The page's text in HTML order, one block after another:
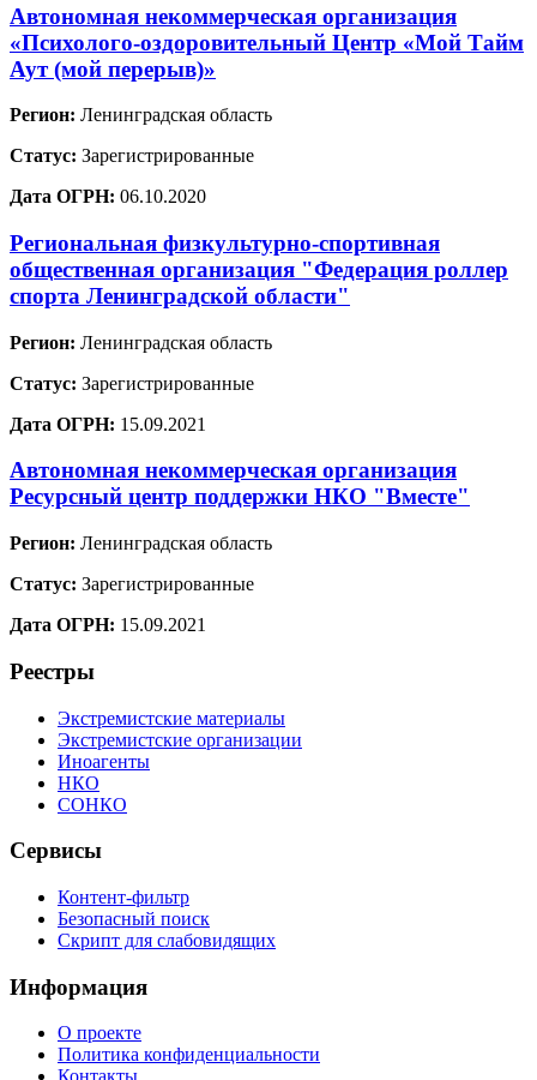
Автономная некоммерческая организация
«Психолого-оздоровительный Центр «Мой Тайм
Аут (мой перерыв)»
Регион: Ленинградская область
Статус: Зарегистрированные
Дата ОГРН: 06.10.2020
Региональная физкультурно-спортивная
общественная организация "Федерация роллер
спорта Ленинградской области"
Регион: Ленинградская область
Статус: Зарегистрированные
Дата ОГРН: 15.09.2021
Автономная некоммерческая организация
Ресурсный центр поддержки НКО "Вместе"
Регион: Ленинградская область
Статус: Зарегистрированные
Дата ОГРН: 15.09.2021
Реестры
Экстремистские материалы
Экстремистские организации
Иноагенты
НКО
СОНКО
Сервисы
Контент-фильтр
Безопасный поиск
Скрипт для слабовидящих
Информация
О проекте
Политика конфиденциальности